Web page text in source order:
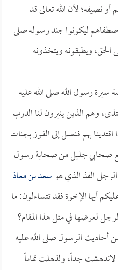
نصيفه؛ لأن الله تعالى قد
ليكونوا جند رسوله صلى
الحق، ويطبقونه ويتخذونه
سيرة رسول الله صلى الله عليه
وهم الذين ينيرون لنا الدرب
بهم فنصل إلى الفوز بجنات
صحابي جليل من صحابة رسول
الفذ الذي هوسعد بن معاذ
أيها الإخوة فقد تتساءلون: ما
لعرضها في مثل هذا المقام؟
أحاديث الرسول صلى الله عليه
جداً، ولذهلت تماماً